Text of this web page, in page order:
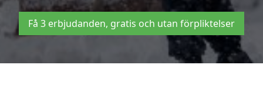
Få 3 erbjudanden, gratis och utan förpliktelser